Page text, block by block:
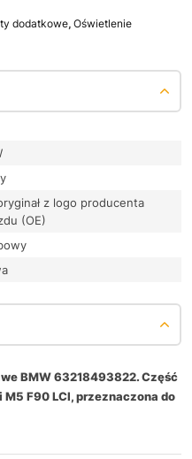
dodatkowe, Oświetlenie
z logo producenta
(OE)
BMW 63218493822. Część
M5 F90 LCI, przeznaczona do